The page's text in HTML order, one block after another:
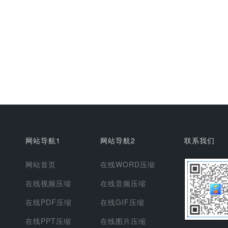
网站导航1
网站首页
在线视频压缩
在线PDF压缩
在线PPT压缩
网站导航2
在线WORD压缩
在线音频压缩
在线GIF压缩
在线图片压缩
联系我们